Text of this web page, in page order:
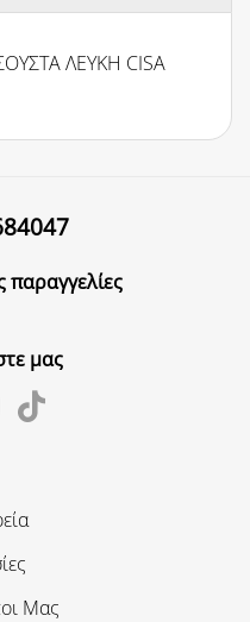
ΛΕΥΚΗ CISA
παραγγελίες
μας
Μας